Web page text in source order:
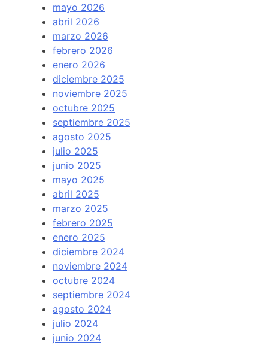
mayo 2026
abril 2026
marzo 2026
febrero 2026
enero 2026
diciembre 2025
noviembre 2025
octubre 2025
septiembre 2025
agosto 2025
julio 2025
junio 2025
mayo 2025
abril 2025
marzo 2025
febrero 2025
enero 2025
diciembre 2024
noviembre 2024
octubre 2024
septiembre 2024
agosto 2024
julio 2024
junio 2024